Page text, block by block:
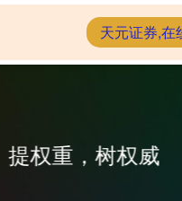
在
部署快，自主
天元证券,在